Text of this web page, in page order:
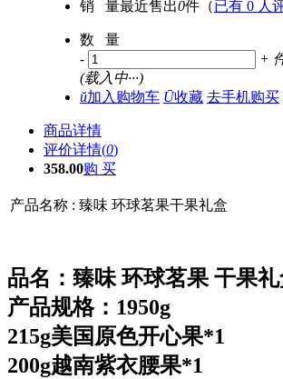
销 量最近售出0件 （已有 0 人
数 量
-
+
(载入中···)
ŭ加入购物车 Ū收藏 去手机购买
商品详情
评价详情(0)
358.00购 买
产品名称 : 臻味 环球茗果干果礼盒
品名：臻味 环球茗果 干果
产品规格：1950g
215g美国原色开心果*1
200g越南紫衣腰果*1